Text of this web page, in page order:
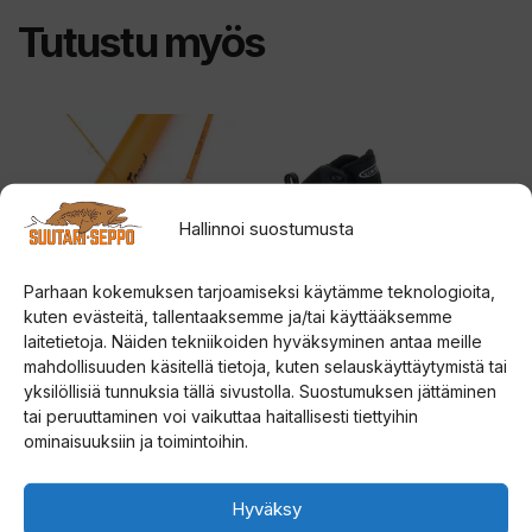
Hallinnoi suostumusta
Parhaan kokemuksen tarjoamiseksi käytämme teknologioita,
kuten evästeitä, tallentaaksemme ja/tai käyttääksemme
laitetietoja. Näiden tekniikoiden hyväksyminen antaa meille
mahdollisuuden käsitellä tietoja, kuten selauskäyttäytymistä tai
yksilöllisiä tunnuksia tällä sivustolla. Suostumuksen jättäminen
tai peruuttaminen voi vaikuttaa haitallisesti tiettyihin
ominaisuuksiin ja toimintoihin.
Hyväksy
Tutustu myös
Vision Glass Trout
perhovapa
Vision Musta Michelin
kahluukengät
tuotteella
on
useampi
Voit
tehdä
valinnat
tuotteen
sivulla.